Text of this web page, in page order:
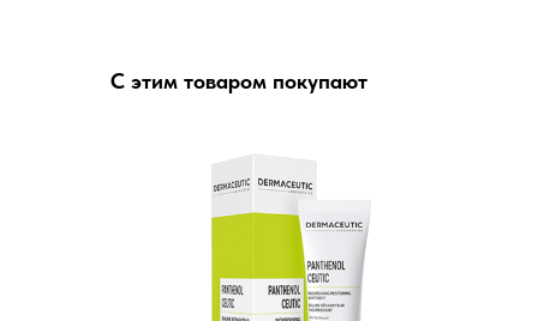
С этим товаром покупают